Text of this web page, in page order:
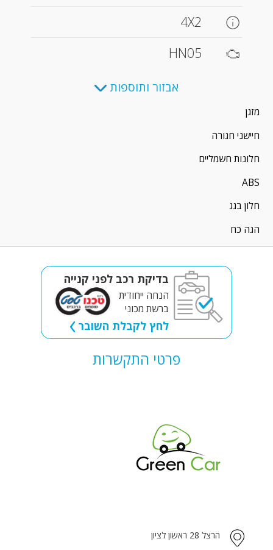
4X2
HN05
אבזור ותוספות
מזגן
חיישני חגורה
חלונות חשמליים
ABS
חלון בגג
הגה כח
בדיקת רכב לפני קנייה
הנחה ייחודית
ברשת מכוני
לחץ לקבלת השובר
פרטי התקשרות
הרצל 28 ראשון לציון